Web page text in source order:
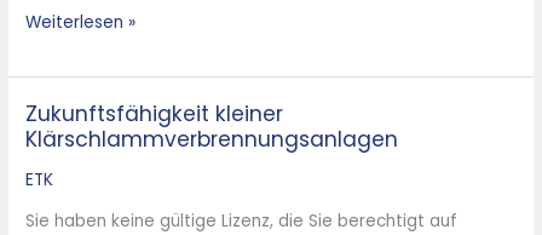
KVA
Weiterlesen »
Zukunftsfähigkeit kleiner
Klärschlammverbrennungsanlagen
ETK
Sie haben keine gültige Lizenz, die Sie berechtigt auf
Zukunftsfähigkeit
kleiner
Klärschlammverbrennungsanlagen